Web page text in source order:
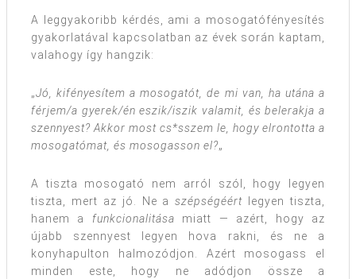
A leggyakoribb kérdés, ami a mosogatófényesítés
gyakorlatával kapcsolatban az évek során kaptam,
valahogy így hangzik:
„Jó, kifényesítem a mosogatót, de mi van, ha utána a
férjem/a gyerek/én eszik/iszik valamit, és belerakja a
szennyest? Akkor most cs*sszem le, hogy elrontotta a
mosogatómat, és mosogasson el?„
A tiszta mosogató nem arról szól, hogy legyen
tiszta, mert az jó. Ne aszépségéért legyen tiszta,
hanem a funkcionalitása miatt — azért, hogy az
újabb szennyest legyen hova rakni, és ne a
konyhapulton halmozódjon. Azért mosogass el
minden este, hogy ne adódjon össze a